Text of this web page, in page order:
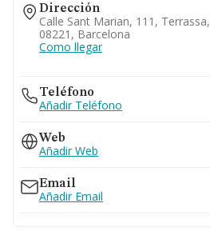
Dirección
Calle Sant Marian, 111, Terrassa,
08221, Barcelona
Como llegar
Teléfono
Añadir Teléfono
Web
Añadir Web
Email
Añadir Email